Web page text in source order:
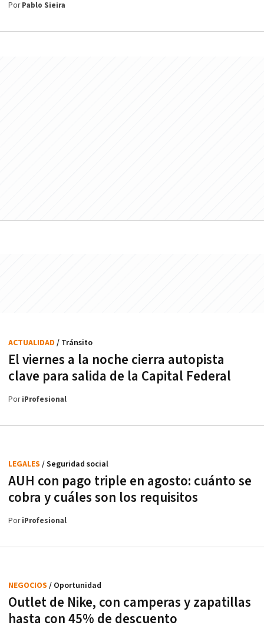
PorPablo Sieira
El viernes a la noche cierra autopista
clave para salida de la Capital Federal
ACTUALIDAD / Tránsito
PoriProfesional
AUH con pago triple en agosto: cuánto se
cobra y cuáles son los requisitos
LEGALES / Seguridad social
PoriProfesional
Outlet de Nike, con camperas y zapatillas
hasta con 45% de descuento
NEGOCIOS / Oportunidad